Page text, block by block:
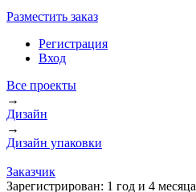
Разместить заказ
Регистрация
Вход
Все проекты
→
Дизайн
→
Дизайн упаковки
Заказчик
Зарегистрирован: 1 год и 4 месяца